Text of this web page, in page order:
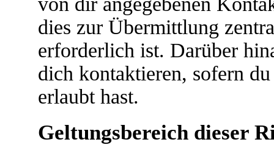
dies zur Übermittlung
erforderlich ist. Darüber
dich kontaktieren, sofern
erlaubt hast.
Geltungsbereich dieser